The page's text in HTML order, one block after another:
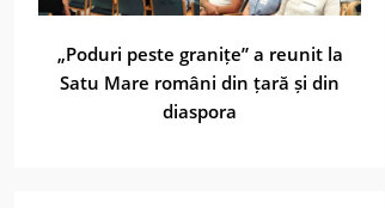
„Poduri peste granițe” a reunit la
Satu Mare români din țară și din
diaspora